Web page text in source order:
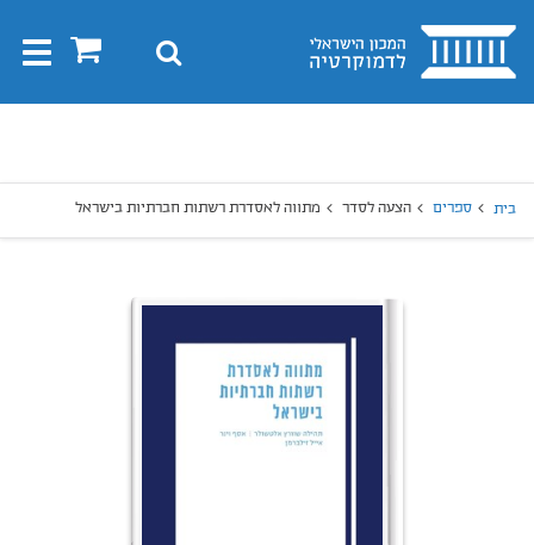
בית 0 חיפוש
בית ספרים הצעה לסדר מתווה לאסדרת רשתות חברתיות בישראל